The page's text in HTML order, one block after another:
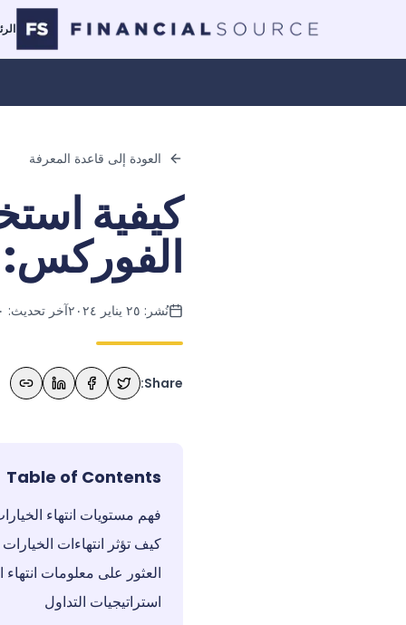
العودة إلى قاعدة المعرفة
كيفية
الفوركس:
نُشر: ٢٥ يناير ٢٠٢٤ آخر تحديث:
Share:
Table of Contents
فهم مستويات انتهاء
كيف تؤثر انتهاءات
العثور على معلومات انتهاء
استراتيجيات التداول